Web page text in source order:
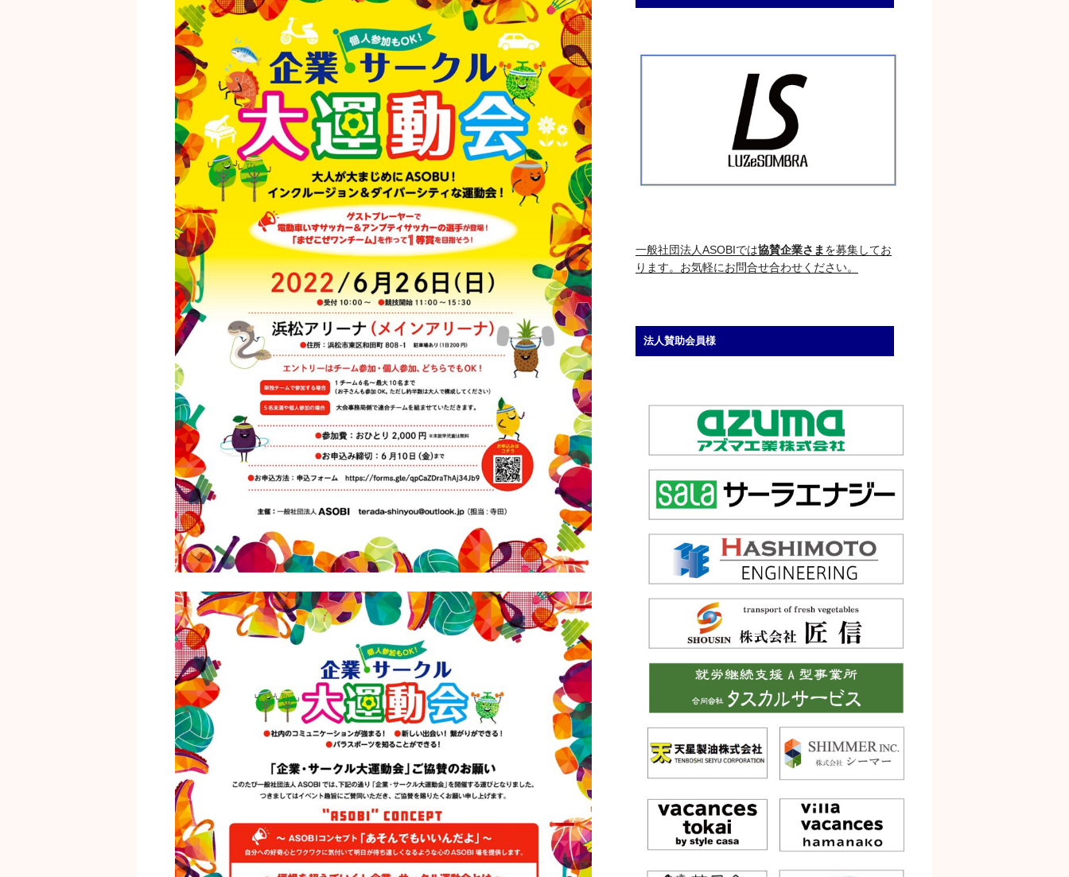
一般社団法人ASOBIでは協賛企業さまを募集してお
ります。お気軽にお問合せ合わせください。
法人賛助会員様